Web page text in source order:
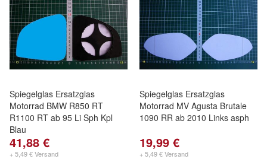
Spiegelglas Ersatzglas
Motorrad BMW R850 RT
R1100 RT ab 95 Li Sph Kpl
Blau
41,88 €
+ 5,49 € Versand
Spiegelglas Ersatzglas
Motorrad MV Agusta Brutale
1090 RR ab 2010 Links asph
19,99 €
+ 5,49 € Versand